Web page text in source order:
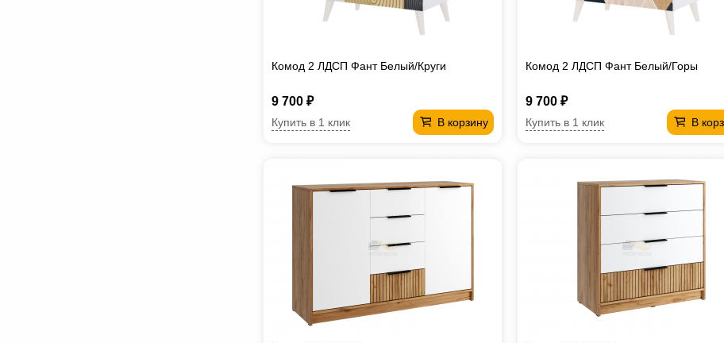
Комод 2 ЛДСП Фант Белый/Круги
9 700 ₽
В корзину
Купить в 1 клик
Комод 2 ЛДСП Фант Белый/Горы
9 700 ₽
В
Купить в 1 клик